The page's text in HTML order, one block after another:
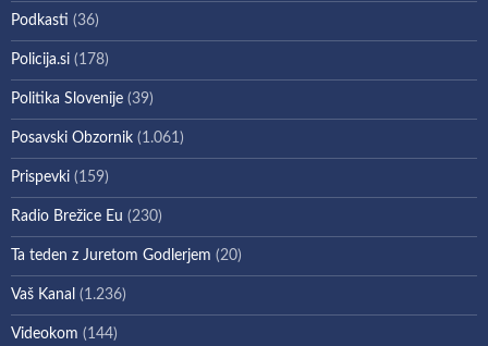
Podkasti (36)
Policija.si (178)
Politika Slovenije (39)
Posavski Obzornik (1.061)
Prispevki (159)
Radio Brežice Eu (230)
Ta teden z Juretom Godlerjem (20)
Vaš Kanal (1.236)
Videokom (144)